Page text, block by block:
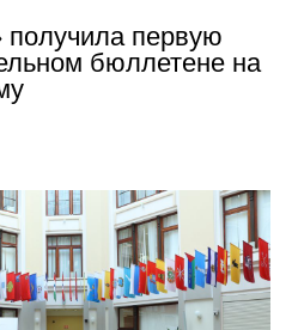
первую
бюллетене на